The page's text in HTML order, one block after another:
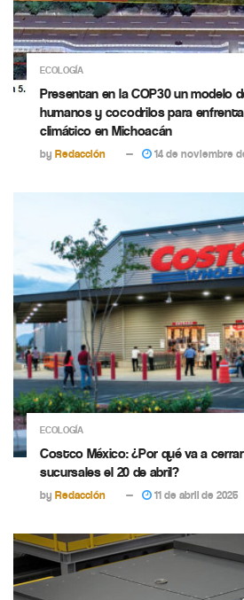
ECOLOGÍA
Presentan en la COP30 un modelo
humanos y cocodrilos para
climático en Michoacán
by Redacción 14 de noviembre
ECOLOGÍA
Costco México: ¿Por qué va a
sucursales el 20 de abril?
by Redacción 11 de abril de 2025